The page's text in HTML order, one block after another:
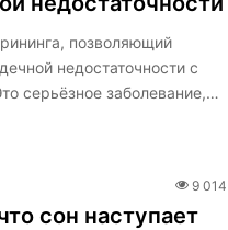
позволяющий
недостаточности с
серьёзное заболевание,…
9 014
сон наступает